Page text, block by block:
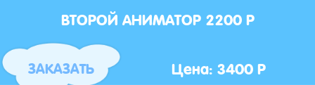
ВТОРОЙ АНИМАТОР 2200 Р
ЗАКАЗАТЬ Цена: 3400 Р